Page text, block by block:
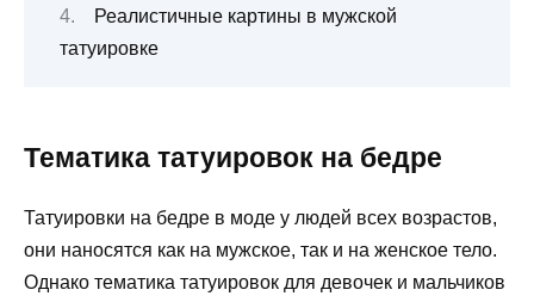
Реалистичные картины в мужской
татуировке
Тематика татуировок на бедре
Татуировки на бедре в моде у людей всех возрастов,
они наносятся как на мужское, так и на женское тело.
Однако тематика татуировок для девочек и мальчиков